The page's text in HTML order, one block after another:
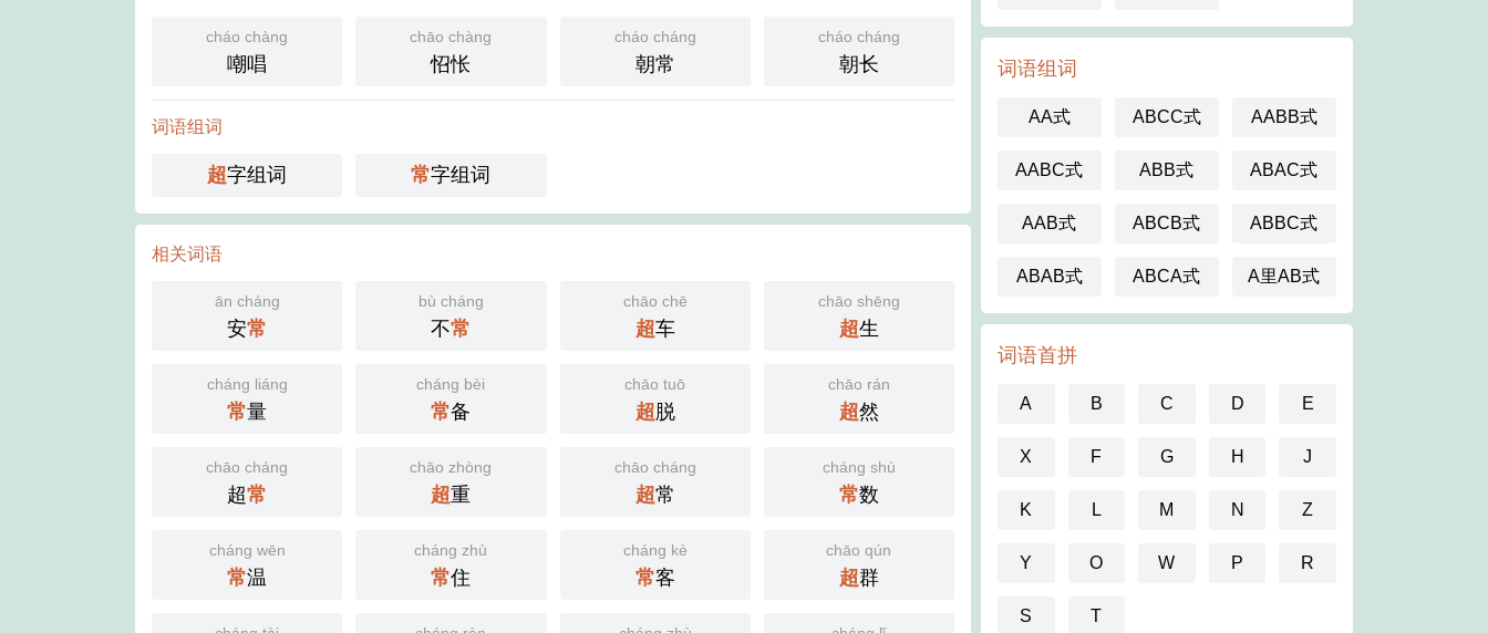
cháo chàng
嘲唱
chāo chàng
怊怅
cháo cháng
朝常
cháo cháng
朝长
词语组词
超字组词 常字组词
相关词语
ān cháng
安常
bù cháng
不常
chāo chē
超车
chāo shēng
超生
cháng liáng
常量
cháng bèi
常备
chāo tuō
超脱
chāo rán
超然
chāo cháng
超常
chāo zhòng
超重
chāo cháng
超常
cháng shù
常数
cháng wēn
常温
cháng zhù
常住
cháng kè
常客
chāo qún
超群
词语组词
AA式 ABCC式 AABB式
AABC式 ABB式 ABAC式
AAB式 ABCB式 ABBC式
ABAB式 ABCA式 A里AB式
词语首拼
A B C D E
X F G H J
K L M N Z
Y O W P R
S T